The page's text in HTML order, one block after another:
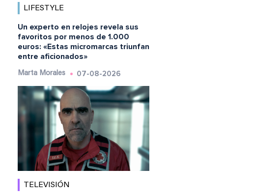
LIFESTYLE
Un experto en relojes revela sus
favoritos por menos de 1.000
euros: «Estas micromarcas triunfan
entre aficionados»
Marta Morales 07-08-2026
TELEVISIÓN